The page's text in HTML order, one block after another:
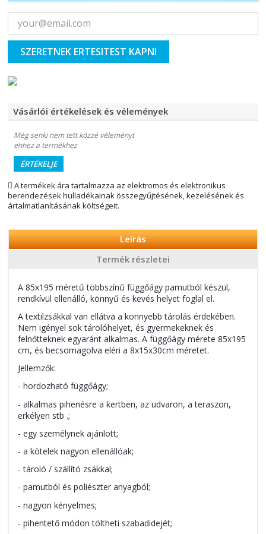
SZERETNEK ERTESITEST KAPNI
Vásárlói értékelések és vélemények
Még senki nem tett közzé véleményt
ehhez a termékhez
ÉRTÉKELJE
A termékek ára tartalmazza az elektromos és elektronikus
berendezések hulladékainak összegyűjtésének, kezelésének és
ártalmatlanításának költségeit.
Leírás
Termék részletei
A 85x195 méretű többszínű függőágy pamutból készül,
rendkívül ellenálló, könnyű és kevés helyet foglal el.
A textilzsákkal van ellátva a könnyebb tárolás érdekében.
Nem igényel sok tárolóhelyet, és gyermekeknek és
felnőtteknek egyaránt alkalmas. A függőágy mérete 85x195
cm, és becsomagolva eléri a 8x15x30cm méretet.
Jellemzők:
- hordozható függőágy;
- alkalmas pihenésre a kertben, az udvaron, a teraszon,
erkélyen stb .;
- egy személynek ajánlott;
- a kötelek nagyon ellenállóak;
- tároló / szállító zsákkal;
- pamutból és poliészter anyagból;
- nagyon kényelmes;
- pihentető módon töltheti szabadidejét;